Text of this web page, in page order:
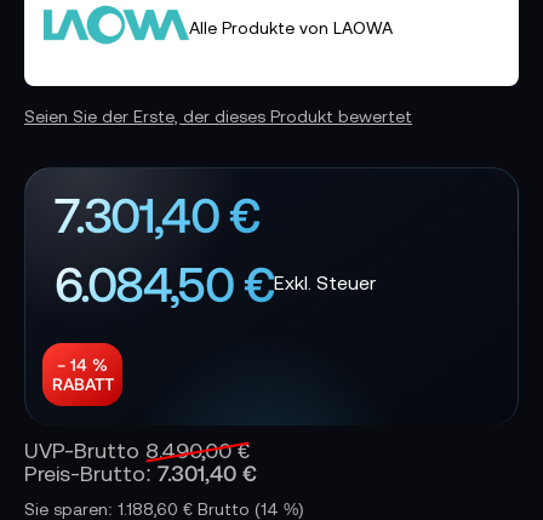
Alle Produkte von LAOWA
Seien Sie der Erste, der dieses Produkt bewertet
7.301,40 €
6.084,50 €
− 14 %
RABATT
UVP-Brutto 8.490,00 €
Preis-Brutto: 7.301,40 €
Sie sparen: 1.188,60 € Brutto (14 %)